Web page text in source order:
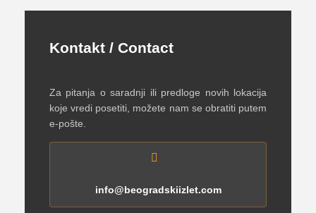
Kontakt / Contact
Za pitanja o saradnji ili predloge novih lokacija
koje vredi posetiti, možete nam se obratiti putem
e-pošte.
info@beogradskiizlet.com